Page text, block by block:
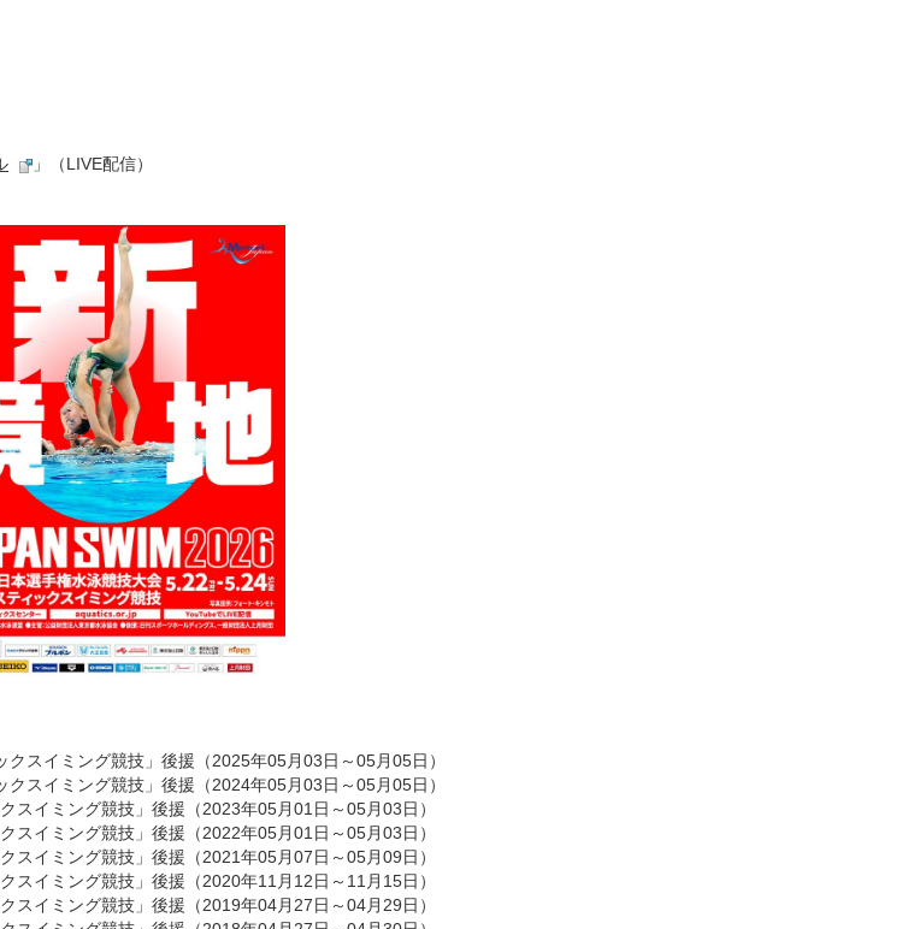
」（LIVE配信）
クスイミング競技」後援 （2025年05月03日～05月05日）
クスイミング競技」後援 （2024年05月03日～05月05日）
スイミング競技」後援 （2023年05月01日～05月03日）
スイミング競技」後援 （2022年05月01日～05月03日）
スイミング競技」後援 （2021年05月07日～05月09日）
スイミング競技」後援 （2020年11月12日～11月15日）
スイミング競技」後援 （2019年04月27日～04月29日）